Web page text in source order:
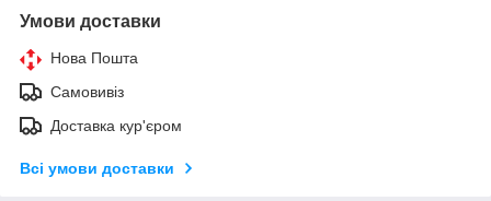
Умови доставки
Нова Пошта
Самовивіз
Доставка кур'єром
Всі умови доставки